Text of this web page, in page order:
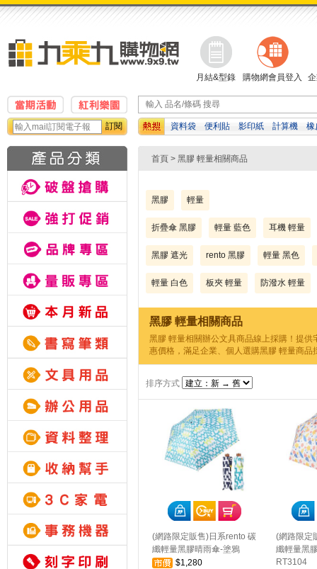
月結&型錄 購物網會員登入
訂閱 資料袋 便利貼 影印紙 計算機
橡
首頁 > 黑膠 輕量相關商品
黑膠 輕量
折疊傘 黑膠 輕量 藍色 耳機 輕量
黑膠 遮光 rento 黑膠 輕量 黑色
輕量 白色 板夾 輕量 防潑水 輕量
黑膠 輕量相關商品
黑膠 輕量相關辦公文具商品線上採購！提
惠價格，滿足企業、個人選購黑膠 輕量商品
排序方式
(網路限定販售)日系rento 碳
纖輕量黑膠晴雨傘-塗鴉
$1,280
(網路限定
纖輕量黑
RT3104